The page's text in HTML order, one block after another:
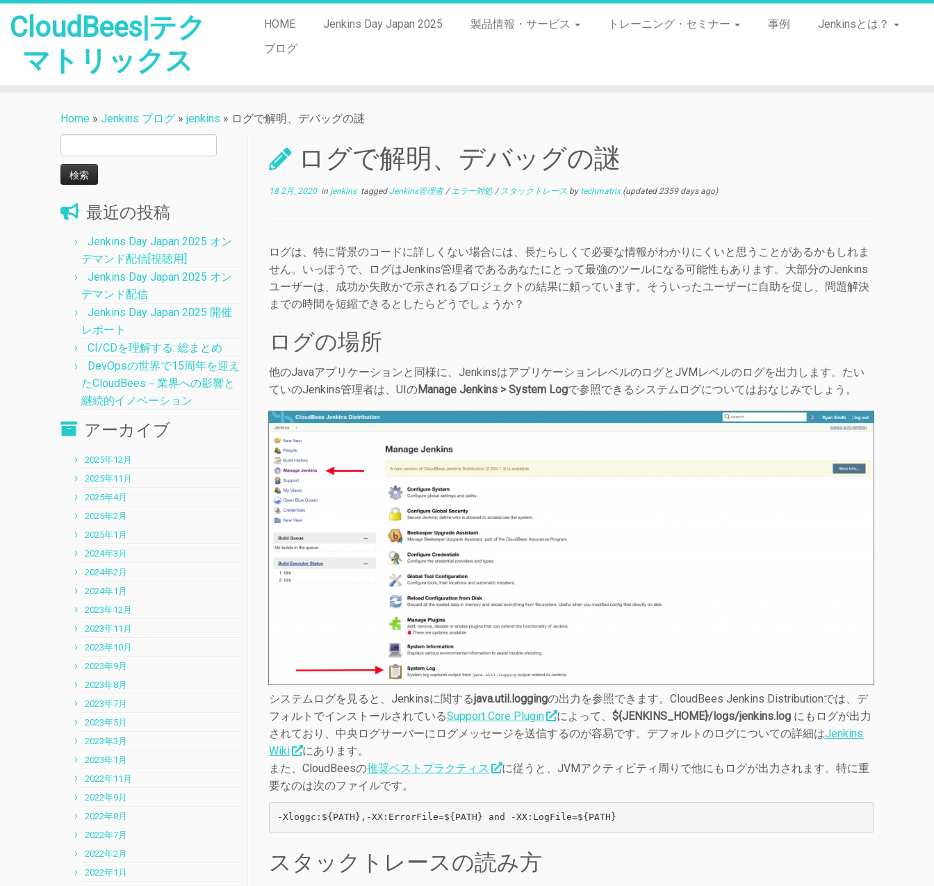
CloudBees|テク
マトリックス
HOME Jenkins Day Japan 2025 製品情報・サービス トレーニング・セミナー 事例
Jenkinsとは？
ブログ
Home » Jenkins ブログ » jenkins » ログで解明、デバッグの謎
索:
最近の投稿
Jenkins Day Japan 2025 オン
デマンド配信[視聴用]
Jenkins Day Japan 2025 オン
デマンド配信
Jenkins Day Japan 2025 開催
レポート
CI/CDを理解する: 総まとめ
DevOpsの世界で15周年を迎え
たCloudBees－業界への影響と
継続的イノベーション
アーカイブ
2025年12月
2025年11月
2025年4月
2025年2月
2025年1月
2024年3月
2024年2月
2024年1月
2023年12月
2023年11月
2023年10月
2023年9月
2023年8月
2023年7月
2023年5月
2023年3月
2023年1月
2022年11月
2022年9月
2022年8月
2022年7月
2022年2月
2022年1月
ログで解明、デバッグの謎
18 2月, 2020in jenkins taggedJenkins管理者/エラー対処/スタックトレース by techmatrix(updated 2359 days ago)
ログは、特に背景のコードに詳しくない場合には、長たらしくて必要な情報がわかりにくいと思うことがあるかもしれま
せん。いっぽうで、ログはJenkins管理者であるあなたにとって最強のツールになる可能性もあります。大部分のJenkins
ユーザーは、成功か失敗かで示されるプロジェクトの結果に頼っています。そういったユーザーに自助を促し、問題解決
までの時間を短縮できるとしたらどうでしょうか？
ログの場所
他のJavaアプリケーションと同様に、JenkinsはアプリケーションレベルのログとJVMレベルのログを出力します。たい
ていのJenkins管理者は、UIのManage Jenkins > System Logで参照できるシステムログについてはおなじみでしょう。
システムログを見ると、Jenkinsに関するjava.util.loggingの出力を参照できます。CloudBees Jenkins Distributionでは、デ
フォルトでインストールされているSupport Core Plugin によって、 ${JENKINS_HOME}/logs/jenkins.logにもログが出力
されており、中央ログサーバーにログメッセージを送信するのが容易です。デフォルトのログについての詳細はJenkins
Wiki
にあります。
また、CloudBeesの推奨ベストプラクティス
に従うと、JVMアクティビティ周りで他にもログが出力されます。特に重
要なのは次のファイルです。
-Xloggc:${PATH},-XX:ErrorFile=${PATH} and -XX:LogFile=${PATH}
スタックトレースの読み方